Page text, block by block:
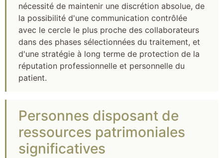
nécessité de maintenir une discrétion absolue, de
la possibilité d'une communication contrôlée
avec le cercle le plus proche des collaborateurs
dans des phases sélectionnées du traitement, et
d'une stratégie à long terme de protection de la
réputation professionnelle et personnelle du
patient.
Personnes disposant de
ressources patrimoniales
significatives